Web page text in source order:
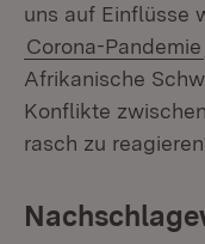
uns auf Einflüsse
Corona-Pandemie
Afrikanische
Konflikte
rasch zu